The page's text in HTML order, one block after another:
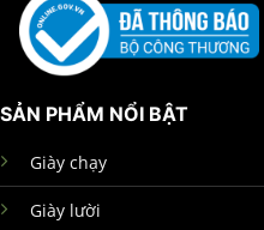
SẢN PHẨM NỔI BẬT
Giày chạy
Giày lười